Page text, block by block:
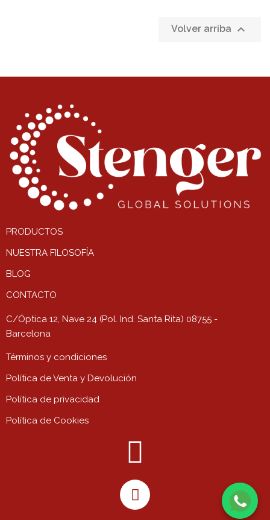
Volver arriba 
PRODUCTOS
NUESTRA FILOSOFÍA
BLOG
CONTACTO
C/Óptica 12, Nave 24 (Pol. Ind. Santa Rita) 08755 -
Barcelona
Términos y condiciones
Política de Venta y Devolución
Política de privacidad
Política de Cookies